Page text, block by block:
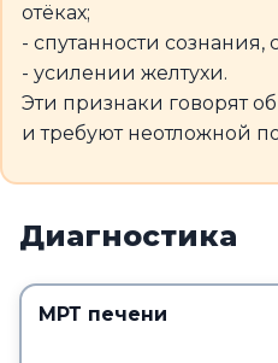
отёках;
- спутанности сознания,
- усилении желтухи.
Эти признаки говорят
и требуют неотложной
Диагностика
МРТ печени